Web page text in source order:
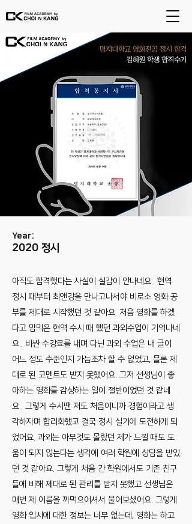
Year:
2020 정시
아직도 합격했다는 사실이 실감이 안나네요.. 현역
정시 때부터 최앤강을 만나고나서야 비로소 영화 공
부를 제대로 시작했던 것 같아요. 처음 영화를 하겠
다고 맘먹은 현역 수시 때 했던 과외수업이 기억나네
요.. 비싼 수강료를 내며 다닌 과외 수업은 내 글이
어느 정도 수준인지 가늠조차 할 수 없었고, 믈론 제
대로 된 코멘트도 받지 못했어요. 그저 선생님이 좋
아하는 영화를 감상하는 일이 절반이었던 것 같네
요.. 그렇게 수시땐 저도 처음이니까 경험이라고 생
각하자며 합리화했고 결국 정시 실기에 도전하게 되
었어요. 과외는 아무것도 몰랐던 제가 느낄 때도 도
움이 되지 않는다는 생각에 여러 학원에 상담을 받았
던 것 같아요. 그렇게 처음 간 학원에서도 기존 친구
들에 비해 제대로 된 관리를 받지 못했고 선생님은
매번 제 이름을 까먹으어셔서 물어보셨어요. 그렇게
영화 입시에 대한 정보는 너무 없는데, 영화는 하고